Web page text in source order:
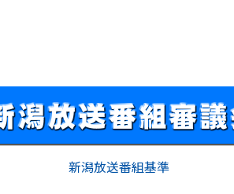
新潟放送番組基準